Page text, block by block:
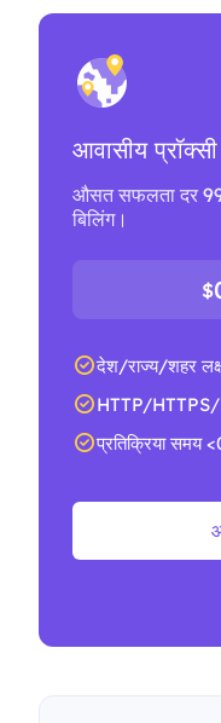
आवासीय प्रॉक्सी
औसत सफलता दर
बिलिंग।
$
देश/राज्य/शहर
HTTP/
प्रतिक्रिया समय